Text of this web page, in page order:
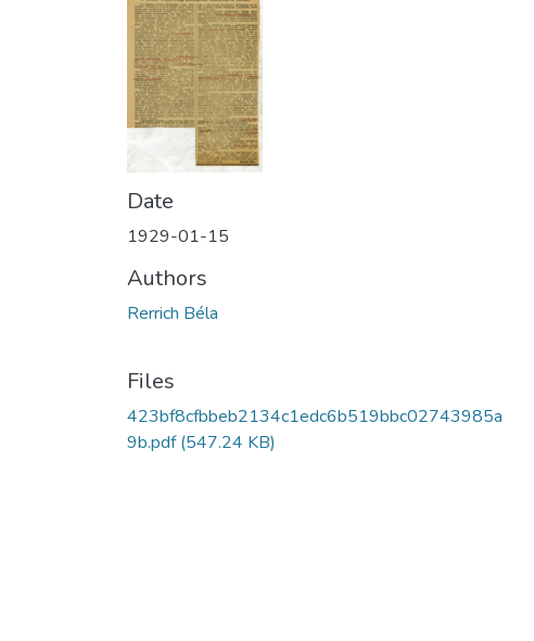
Date
1929-01-15
Authors
Rerrich Béla
Files
423bf8cfbbeb2134c1edc6b519bbc02743985a
9b.pdf(547.24 KB)